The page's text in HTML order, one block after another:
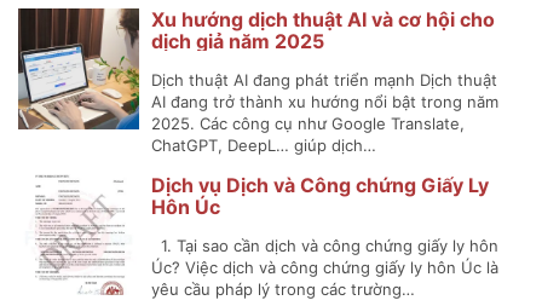
Xu hướng dịch thuật AI và cơ hội cho
dịch giả năm 2025
Dịch thuật AI đang phát triển mạnh Dịch thuật
AI đang trở thành xu hướng nổi bật trong năm
2025. Các công cụ như Google Translate,
ChatGPT, DeepL… giúp dịch…
Dịch vụ Dịch và Công chứng Giấy Ly
Hôn Úc
1. Tại sao cần dịch và công chứng giấy ly hôn
Úc? Việc dịch và công chứng giấy ly hôn Úc là
yêu cầu pháp lý trong các trường…